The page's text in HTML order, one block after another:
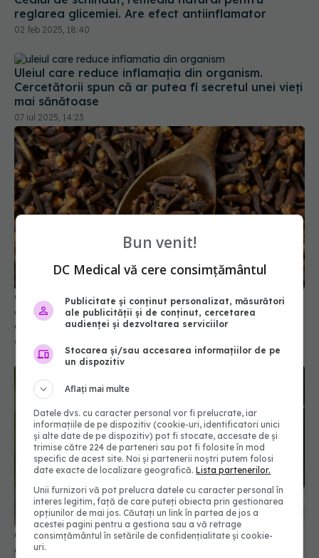
reglarea glicemiei. Are efect antiinflamator
02 feb 2025, 18:40
Uleiul care reduce inflamația din organism.
Cercetătorii spun că ar putea fi secretul unei vieți
mai sănătoase
07 iul 2025, 14:23
Ce efecte pot avea unul sau două cuișoare
consumate zilnic asupra organismului. Explicațiile
dr. Virgiliu Stroescu
04 iul 2026, 10:50
Ceaiul banal care poate scădea tensiunea
arterială fără pastile
Bun venit!
DC Medical vă cere consimțământul
Publicitate și conținut personalizat, măsurători
ale publicității și de conținut, cercetarea
audienței și dezvoltarea serviciilor
Stocarea și/sau accesarea informațiilor de pe
un dispozitiv
Aflați mai multe
Datele dvs. cu caracter personal vor fi prelucrate, iar
informațiile de pe dispozitiv (cookie-uri, identificatori unici
și alte date de pe dispozitiv) pot fi stocate, accesate de și
trimise către 224 de parteneri sau pot fi folosite în mod
specific de acest site. Noi și partenerii noștri putem folosi
date exacte de localizare geografică.Lista partenerilor.
Unii furnizori vă pot prelucra datele cu caracter personal în
interes legitim, față de care puteți obiecta prin gestionarea
opțiunilor de mai jos. Căutați un link în partea de jos a
acestei pagini pentru a gestiona sau a vă retrage
consimțământul în setările de confidențialitate și cookie-
uri.